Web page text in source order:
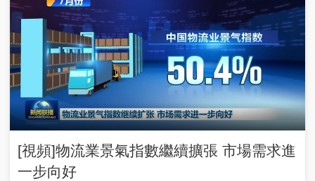
[視頻]物流業景氣指數繼續擴張 市場需求進
一步向好